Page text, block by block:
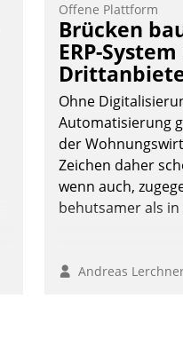
Offene Plattform
Brücken
ERP-
Ohne
Automatisierung
der
Zeichen daher
wenn auch,
behutsamer als
Andreas